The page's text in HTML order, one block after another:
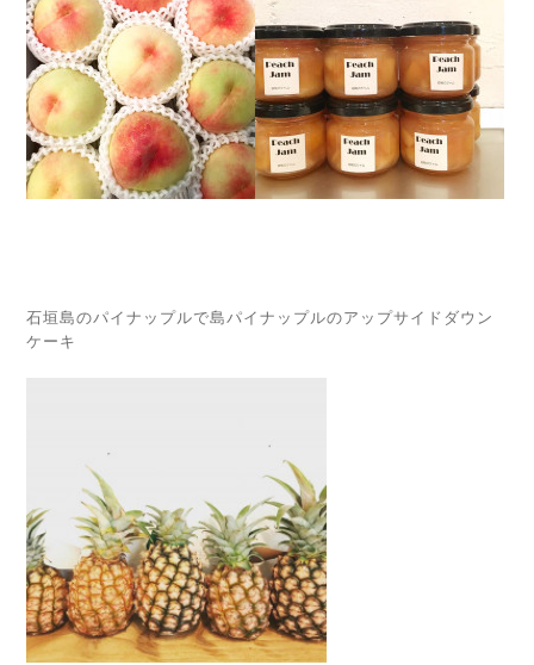
石垣島のパイナップルで島パイナップルのアップサイドダウン
ケーキ